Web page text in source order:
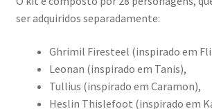
ser adquiridos separadamente:
Ghrimil Firesteel (inspirado em
Leonan (inspirado em Tanis),
Tullius (inspirado em Caramon),
Heslin Thislefoot (inspirado em